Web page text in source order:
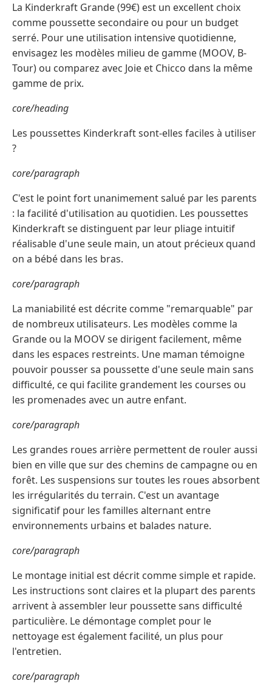
La Kinderkraft Grande (99€) est un excellent choix
comme poussette secondaire ou pour un budget
serré. Pour une utilisation intensive quotidienne,
envisagez les modèles milieu de gamme (MOOV, B-
Tour) ou comparez avec Joie et Chicco dans la même
gamme de prix.
core/heading
Les poussettes Kinderkraft sont-elles faciles à utiliser
?
core/paragraph
C'est le point fort unanimement salué par les parents
: la facilité d'utilisation au quotidien. Les poussettes
Kinderkraft se distinguent par leur pliage intuitif
réalisable d'une seule main, un atout précieux quand
on a bébé dans les bras.
core/paragraph
La maniabilité est décrite comme "remarquable" par
de nombreux utilisateurs. Les modèles comme la
Grande ou la MOOV se dirigent facilement, même
dans les espaces restreints. Une maman témoigne
pouvoir pousser sa poussette d'une seule main sans
difficulté, ce qui facilite grandement les courses ou
les promenades avec un autre enfant.
core/paragraph
Les grandes roues arrière permettent de rouler aussi
bien en ville que sur des chemins de campagne ou en
forêt. Les suspensions sur toutes les roues absorbent
les irrégularités du terrain. C'est un avantage
significatif pour les familles alternant entre
environnements urbains et balades nature.
core/paragraph
Le montage initial est décrit comme simple et rapide.
Les instructions sont claires et la plupart des parents
arrivent à assembler leur poussette sans difficulté
particulière. Le démontage complet pour le
nettoyage est également facilité, un plus pour
l'entretien.
core/paragraph